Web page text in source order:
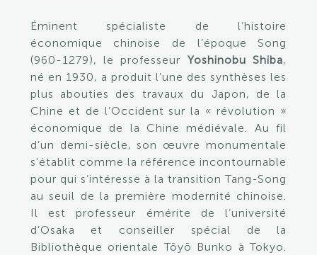
Éminent spécialiste de l’histoire
économique chinoise de l’époque Song
(960-1279), le professeur Yoshinobu Shiba,
né en 1930, a produit l’une des synthèses les
plus abouties des travaux du Japon, de la
Chine et de l’Occident sur la « révolution »
économique de la Chine médiévale. Au fil
d’un demi-siècle, son œuvre monumentale
s’établit comme la référence incontournable
pour qui s’intéresse à la transition Tang-Song
au seuil de la première modernité chinoise.
Il est professeur émérite de l’université
d’Osaka et conseiller spécial de la
Bibliothèque orientale Tōyō Bunko à Tokyo.